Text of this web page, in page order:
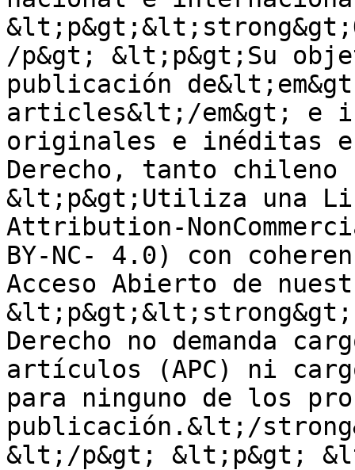
/p&gt; &lt;p&gt;Su
publicación
articles&lt;/em&gt; e
originales e inéditas
Derecho, tanto chileno
&lt;p&gt;Utiliza una
Attribution-
BY-NC- 4.0) con
Acceso Abierto de
Derecho no demanda
artículos (APC) ni
para ninguno de los
publicación.&lt;/
&lt;/p&gt; &lt;p&gt;